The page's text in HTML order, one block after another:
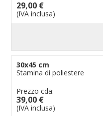
29,00 €
(IVA inclusa)
30x45 cm
Stamina di poliestere
Prezzo cda:
39,00 €
(IVA inclusa)